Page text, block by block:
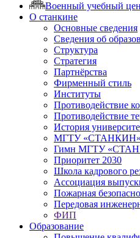
Военный учебный
О станкине
Основные сведения
Сведения об
Структура
Стратегия
Партнёрства
Фирменный стиль
Институты
Противодействие
Противодействие
История
МГТУ «СТАНКИН»
Гимн МГТУ
Приоритет 2030
Школа кадрового
Ассоциация
Пожарная
Передовая
ФИП
Образование